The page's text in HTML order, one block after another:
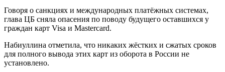
Говоря о санкциях и международных платёжных системах,
глава ЦБ сняла опасения по поводу будущего оставшихся у
граждан карт Visa и Mastercard.
Набиуллина отметила, что никаких жёстких и сжатых сроков
для полного вывода этих карт из оборота в России не
установлено.